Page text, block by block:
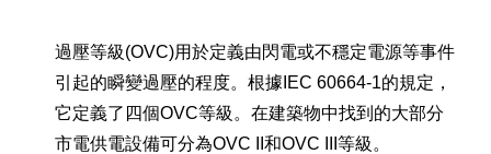
過壓等級(OVC)用於定義由閃電或不穩定電源等事件
引起的瞬變過壓的程度。根據IEC 60664-1的規定，
它定義了四個OVC等級。在建築物中找到的大部分
市電供電設備可分為OVC II和OVC III等級。